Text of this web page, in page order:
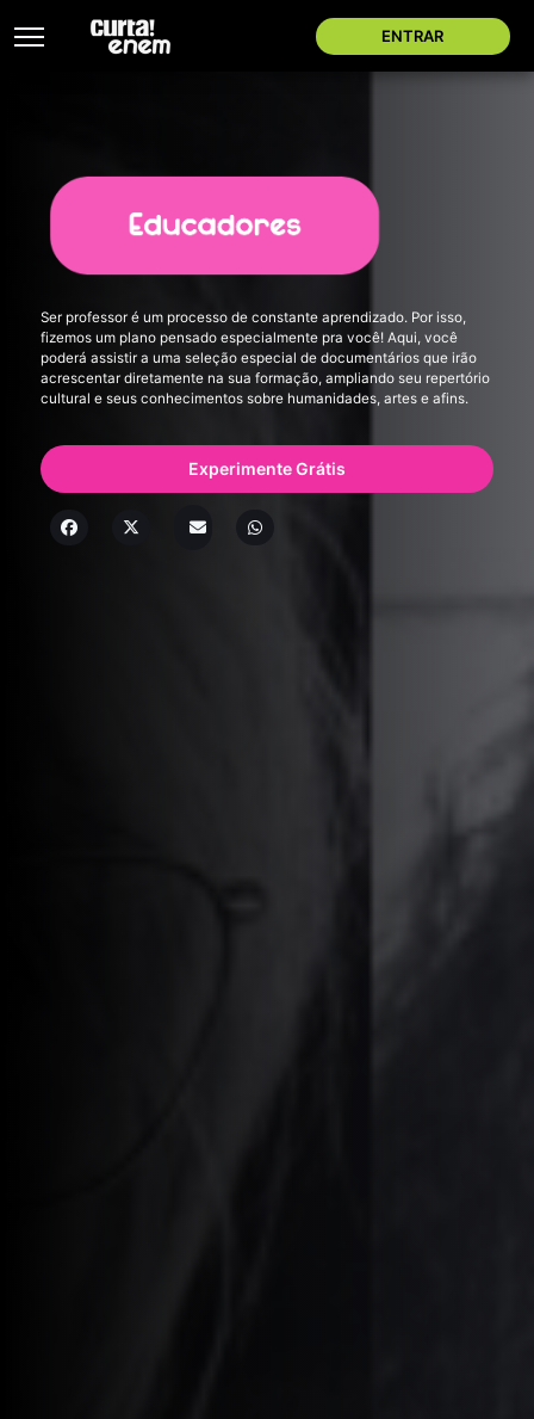
ENTRAR
Ser professor é um processo de constante aprendizado. Por isso,
fizemos um plano pensado especialmente pra você! Aqui, você
poderá assistir a uma seleção especial de documentários que irão
acrescentar diretamente na sua formação, ampliando seu repertório
cultural e seus conhecimentos sobre humanidades, artes e afins.
Experimente Grátis